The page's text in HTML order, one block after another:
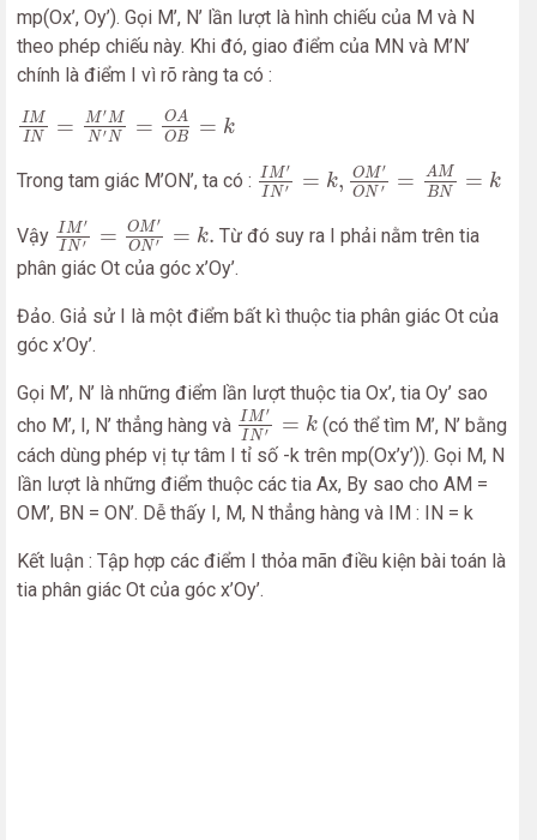
mp(Ox’, Oy’). Gọi M’, N’ lần lượt là hình chiếu của M và N
theo phép chiếu này. Khi đó, giao điểm của MN và M’N’
chính là điểm I vì rõ ràng ta có :
IM
IN = M′M
N ′N = OA
OB = k
MI M′MN =O
Trong tam giác M’ON’, ta có : IM′
IN′ = k, OM ′
ON ′ = AM
BN = k
M′I OM′O =AM
Vậy IM′
IN ′ = OM ′
ON ′ = k.
M′I OM
Từ đó suy ra I phải nằm trên tia
phân giác Ot của góc x’Oy’.
Đảo. Giả sử I là một điểm bất kì thuộc tia phân giác Ot của
góc x’Oy’.
Gọi M’, N’ là những điểm lần lượt thuộc tia Ox’, tia Oy’ sao
cho M’, I, N’ thẳng hàng và IM′
IN′ = k
IM′IN ′=k
(có thể tìm M’, N’ bằng
cách dùng phép vị tự tâm I tỉ số -k trên mp(Ox’y’)). Gọi M, N
lần lượt là những điểm thuộc các tia Ax, By sao cho AM =
OM’, BN = ON’. Dễ thấy I, M, N thẳng hàng và IM : IN = k
Kết luận : Tập hợp các điểm I thỏa mãn điều kiện bài toán là
tia phân giác Ot của góc x’Oy’.